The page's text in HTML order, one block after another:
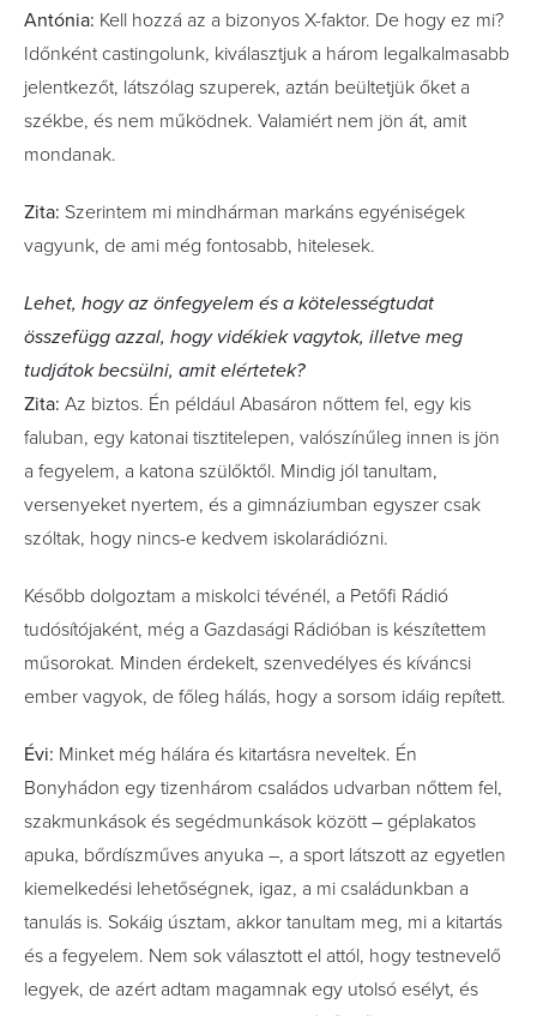
Antónia: Kell hozzá az a bizonyos X-faktor. De hogy ez mi?
Időnként castingolunk, kiválasztjuk a három legalkalmasabb
jelentkezőt, látszólag szuperek, aztán beültetjük őket a
székbe, és nem működnek. Valamiért nem jön át, amit
mondanak.
Zita: Szerintem mi mindhárman markáns egyéniségek
vagyunk, de ami még fontosabb, hitelesek.
Lehet, hogy az önfegyelem és a kötelességtudat
összefügg azzal, hogy vidékiek vagytok, illetve meg
tudjátok becsülni, amit elértetek?
Zita: Az biztos. Én például Abasáron nőttem fel, egy kis
faluban, egy katonai tisztitelepen, valószínűleg innen is jön
a fegyelem, a katona szülőktől. Mindig jól tanultam,
versenyeket nyertem, és a gimnázium­ban egyszer csak
szóltak, hogy nincs-e kedvem iskolarádiózni. ­
Később dolgoztam a miskolci tévénél, a Petőfi Rádió
tudósítójaként, még a Gazdasági Rádióban is készítettem
műsorokat. Minden érdekelt, szenvedélyes és kíváncsi
ember vagyok, de főleg hálás, hogy a sorsom idáig repített.
Évi: Minket még hálára és kitartásra neveltek. Én
Bonyhádon egy tizenhárom családos udvarban nőttem fel,
szakmunkások és segédmunkások között – géplakatos
apuka, bőrdíszműves anyuka –, a sport látszott az egyetlen
kiemelkedési lehetőségnek, igaz, a mi családunkban a
tanulás is. Sokáig úsztam, akkor tanultam meg, mi a kitartás
és a fegyelem. Nem sok választott el attól, hogy testnevelő
legyek, de azért adtam magamnak egy utolsó esélyt, és